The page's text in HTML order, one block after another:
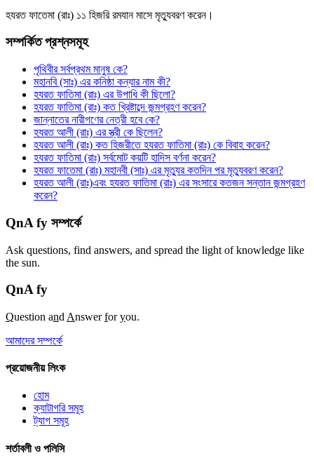
হযরত ফাতেমা (রাঃ) ১১ হিজরি রমযান মাসে মৃত্যুবরণ করেন।
সম্পর্কিত প্রশ্নসমূহ
পৃথিবীর সর্বপ্রথম মানুষ কে?
মহানবি (সাঃ) এর কনিষ্ঠা কন্যার নাম কী?
হযরত ফাতিমা (রাঃ) এর উপাধি কী ছিলো?
হযরত ফাতিমা (রাঃ) কত খ্রিষ্টাব্দে জন্মগ্রহণ করেন?
জান্নাতের নারীগণের নেত্রী হবে কে?
হযরত আলী (রাঃ) এর স্ত্রী কে ছিলেন?
হযরত আলী (রাঃ) কত হিজরীতে হযরত ফাতিমা (রাঃ) কে বিবাহ করেন?
হযরত ফাতিমা (রাঃ) সর্বমোট কয়টি হাদিস বর্ণনা করেন?
হযরত ফাতেমা (রাঃ) মহানবী (সাঃ) এর মৃত্যুর কতদিন পর মৃত্যুবরণ করেন?
হযরত আলী (রাঃ)এবং হযরত ফাতিমা (রাঃ) এর সংসারে কতজন সন্তান জন্মগ্রহণ
করেন?
QnA fy সম্পর্কে
Ask questions, find answers, and spread the light of knowledge like
the sun.
QnAfy
Question and Answerforyou.
আমাদের সম্পর্কে
প্রয়োজনীয় লিংক
হোম
ক্যাটাগরি সমূহ
ট্যাগ সমূহ
শর্তাবলী ও পলিসি